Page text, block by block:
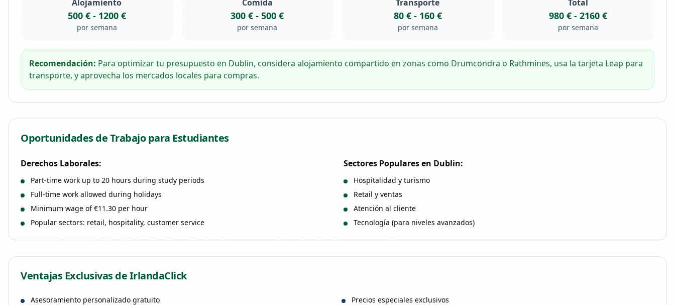
Alojamiento
500 €- 1200 €
por semana
Comida
300 € -500 €
por semana
Transporte
80 €- 160 €
por semana
Total
980 € -2160 €
por semana
Recomendación: Para optimizar tu presupuesto en Dublin, considera alojamiento compartido en zonas como Drumcondra o Rathmines, usa la tarjeta Leap para
transporte, y aprovecha los mercados locales para compras.
Oportunidades de Trabajo para Estudiantes
Derechos Laborales:
Part-time work up to 20 hours during study periods
Full-time work allowed during holidays
Minimum wage of €11.30 per hour
Popular sectors: retail, hospitality, customer service
Sectores Populares en Dublin:
Hospitalidad y turismo
Retail y ventas
Atención al cliente
Tecnología (para niveles avanzados)
Ventajas Exclusivas de IrlandaClick
Asesoramiento personalizado gratuito
Precios especiales exclusivos